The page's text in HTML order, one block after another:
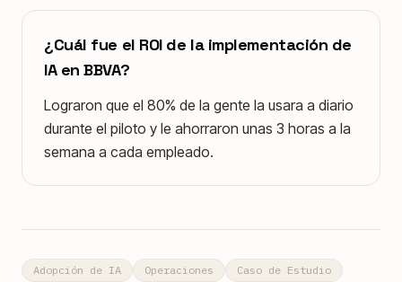
¿Cuál fue el ROI de la implementación de
IA en BBVA?
Lograron que el 80% de la gente la usara a diario
durante el piloto y le ahorraron unas 3 horas a la
semana a cada empleado.
Adopción de IA Operaciones Caso de Estudio